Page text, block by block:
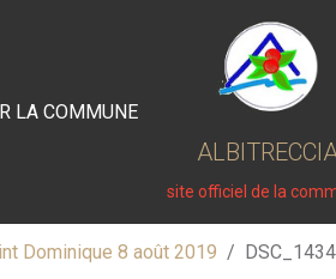
LA COMMUNE
site officiel de la
Dominique 8 août 2019 DSC_1434